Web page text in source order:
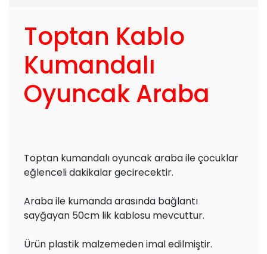
Toptan Kablo
Kumandalı
Oyuncak Araba
Toptan kumandalı oyuncak araba ile çocuklar
eğlenceli dakikalar gecirecektir.
Araba ile kumanda arasında bağlantı
sayğayan 50cm lik kablosu mevcuttur.
Ürün plastik malzemeden imal edilmiştir.